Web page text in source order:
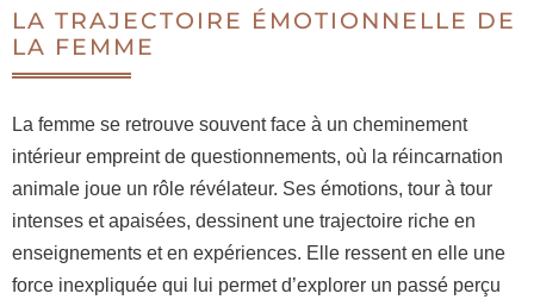
LA TRAJECTOIRE ÉMOTIONNELLE DE
LA FEMME
La femme se retrouve souvent face à un cheminement
intérieur empreint de questionnements, où la réincarnation
animale joue un rôle révélateur. Ses émotions, tour à tour
intenses et apaisées, dessinent une trajectoire riche en
enseignements et en expériences. Elle ressent en elle une
force inexpliquée qui lui permet d’explorer un passé perçu